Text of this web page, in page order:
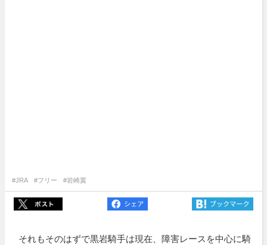
#JRA #フリー #岩崎翼
それもそのはずで黒岩騎手は現在、障害レースを中心に騎